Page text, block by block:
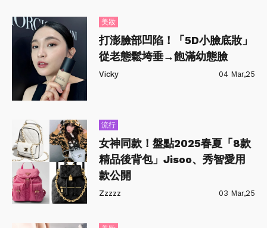
美妝
打澎臉部凹陷！「5D小臉底妝」
從老態鬆垮垂→飽滿幼態臉
Vicky 04 Mar,25
流行
女神同款！盤點2025春夏「8款
精品後背包」Jisoo、秀智愛用
款公開
Zzzzz 03 Mar,25